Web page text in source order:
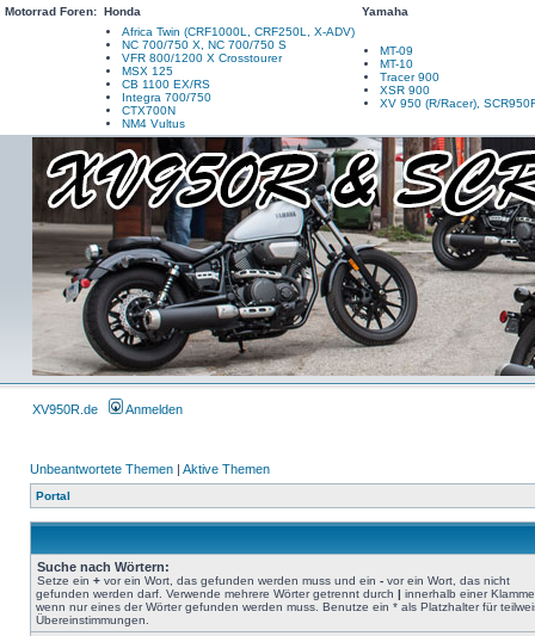
Motorrad Foren: Honda
Yamaha
Africa Twin (CRF1000L, CRF250L, X-ADV)
NC 700/750 X, NC 700/750 S
VFR 800/1200 X Crosstourer
MSX 125
CB 1100 EX/RS
Integra 700/750
CTX700N
NM4 Vultus
MT-09
MT-10
Tracer 900
XSR 900
XV 950 (R/Racer),
XV950R.de Anmelden
Unbeantwortete Themen | Aktive Themen
Portal
Suche nach Wörtern:
Setze ein + vor ein Wort, das gefunden werden muss und ein - vor ein Wort, das nicht
gefunden werden darf. Verwende mehrere Wörter getrennt durch | innerhalb einer
wenn nur eines der Wörter gefunden werden muss. Benutze ein * als Platzhalter für
Übereinstimmungen.